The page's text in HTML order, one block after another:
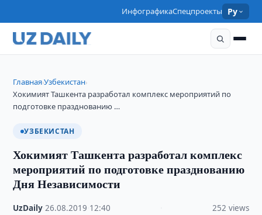
ИнфографикаСпецпроекты Ру
Главная›Узбекистан›
Хокимият Ташкента разработал комплекс мероприятий по
подготовке празднованию …
УЗБЕКИСТАН
Хокимият Ташкента разработал комплекс
мероприятий по подготовке празднованию
Дня Независимости
UzDaily ·26.08.2019 12:40 252 views